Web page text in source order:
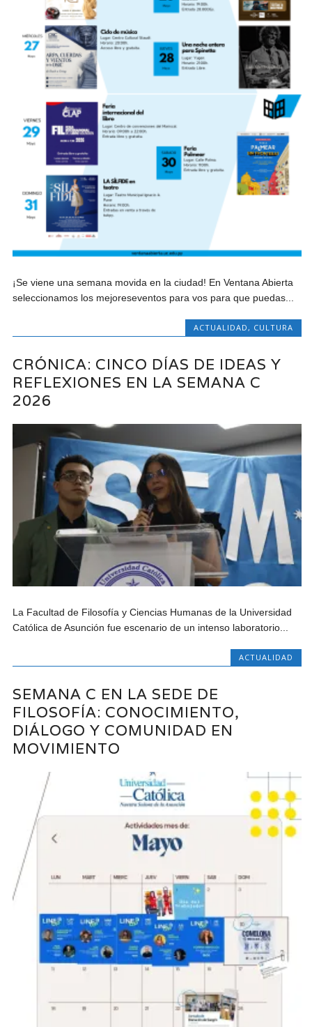
¡Se viene una semana movida en la ciudad! En Ventana Abierta
seleccionamos los mejoreseventos para vos para que puedas...
ACTUALIDAD, CULTURA
CRÓNICA: CINCO DÍAS DE IDEAS Y
REFLEXIONES EN LA SEMANA C
2026
La Facultad de Filosofía y Ciencias Humanas de la Universidad
Católica de Asunción fue escenario de un intenso laboratorio...
ACTUALIDAD
SEMANA C EN LA SEDE DE
FILOSOFÍA: CONOCIMIENTO,
DIÁLOGO Y COMUNIDAD EN
MOVIMIENTO